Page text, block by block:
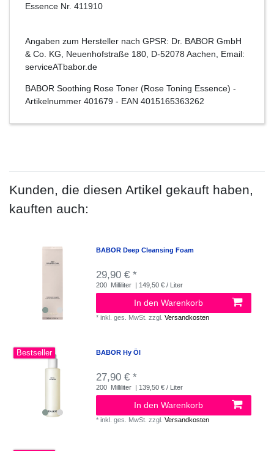
Essence Nr. 411910
Angaben zum Hersteller nach GPSR: Dr. BABOR GmbH
& Co. KG, Neuenhofstraße 180, D-52078 Aachen, Email:
serviceATbabor.de
BABOR Soothing Rose Toner (Rose Toning Essence) -
Artikelnummer 401679 - EAN 4015165363262
Kunden, die diesen Artikel gekauft haben,
kauften auch:
BABOR Deep Cleansing Foam
29,90 € *
200 Milliliter | 149,50 € / Liter
In den Warenkorb
*inkl. ges. MwSt. zzgl.Versandkosten
Bestseller BABOR Hy Öl
27,90 € *
200 Milliliter | 139,50 € / Liter
In den Warenkorb
*inkl. ges. MwSt. zzgl.Versandkosten